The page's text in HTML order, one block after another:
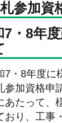
参加資
7・8年
・8年度に
参加資格申
あたって、
おり、工事